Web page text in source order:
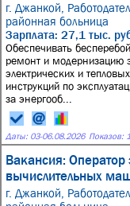
г. Джанкой,
районная больница
Зарплата: 27,1 тыс.
Обеспечивать
ремонт и модернизацию
электрических и
инструкций по
за энергооб...
Даты: 03-06.08.2026 Показов:
Вакансия: Оператор
вычислительных
г. Джанкой,